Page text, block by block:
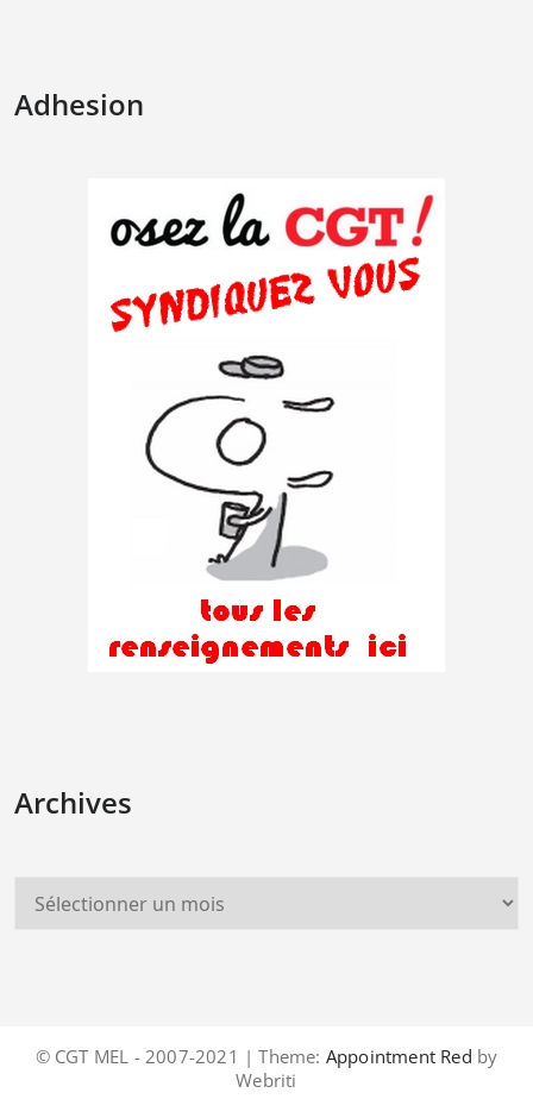
Adhesion
Archives
© CGT MEL - 2007-2021 | Theme: Appointment Red by
Webriti